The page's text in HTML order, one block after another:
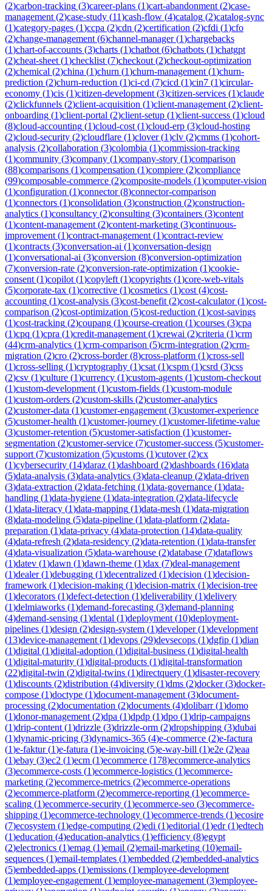
(2)carbon-tracking (3)career-plans (1)cart-abandonment (2)case-
management (2)case-study (11)cash-flow (4)catalog (2)catalog-sync
(1)category-pages (1)ccpa (2)cdn (2)certification (2)cfdi (1)cfo
(2)change-management (6)channel-manager(1)chargebacks
(1)chart-of-accounts (3)charts (1)chatbot (6)chatbots (1)chatgpt
(2)cheat-sheet (1)checklist (7)checkout (2)checkout-optimization
(2)chemical (2)china (1)churn (1)churn-management (1)churn-
prediction (2)churn-reduction (1)ci-cd (7)cicd (1)cin7 (1)circular-
economy (1)cis (1)citizen-development (3)citizen-services (1)claude
(2)clickfunnels (2)client-acquisition (1)client-management (2)client-
onboarding (1)client-portal (2)client-setup (1)client-success (1)cloud
(8)cloud-accounting (1)cloud-cost (1)cloud-erp (3)cloud-hosting
(2)cloud-security (2)cloudflare (1)clover(1)clv (2)cmms (1)cohort-
analysis (2)collaboration (3)colombia (1)commission-tracking
(1)community (3)company (1)company-story (1)comparison
(88)comparisons (1)compensation (1)compiere (2)compliance
(99)composable-commerce (2)composite-models (1)computer-vision
(1)configuration (1)connector(8)connector-comparison
(1)connectors (1)consolidation (3)construction (2)construction-
analytics (1)consultancy (2)consulting (3)containers (3)content
(1)content-management (2)content-marketing (3)continuous-
improvement (1)contract-management (1)contract-review
(1)contracts (3)conversation-ai (1)conversation-design
(1)conversational-ai (3)conversion (8)conversion-optimization
(7)conversion-rate (2)conversion-rate-optimization (1)cookie-
consent (1)copilot (1)copyleft (1)copyrights (1)core-web-vitals
(5)corporate-tax (1)corrective (1)cosmetics (1)cost (4)cost-
accounting (1)cost-analysis (3)cost-benefit (2)cost-calculator(1)cost-
comparison (2)cost-optimization (5)cost-reduction (1)cost-savings
(1)cost-tracking (2)coupang (1)course-creation (1)courses (3)cpa
(1)cpq (1)cpra (1)credit-management (1)crewai (2)criteria (1)crm
(44)crm-analytics (1)crm-comparison (5)crm-integration (2)crm-
migration (2)cro (2)cross-border(8)cross-platform (1)cross-sell
(1)cross-selling (1)cryptography (1)csat (1)cspm (1)csrd (3)css
(2)csv (1)culture (1)currency (1)custom-agents (1)custom-checkout
(1)custom-development (1)custom-fields (1)custom-module
(1)custom-orders (2)custom-skills (2)customer-analytics
(2)customer-data (1)customer-engagement (3)customer-experience
(5)customer-health (1)customer-journey (1)customer-lifetime-value
(3)customer-retention (5)customer-satisfaction (1)customer-
segmentation (2)customer-service (7)customer-success (5)customer-
support (7)customization (5)customs (1)cutover(2)cx
(1)cybersecurity (14)daraz (1)dashboard (2)dashboards (16)data
(5)data-analysis (3)data-analytics (3)data-cleanup (2)data-driven
(3)data-extraction (2)data-fetching (1)data-governance (1)data-
handling (1)data-hygiene (1)data-integration (2)data-lifecycle
(1)data-literacy (1)data-mapping (1)data-mesh (1)data-migration
(8)data-modeling (5)data-pipeline (1)data-platform (2)data-
preparation (1)data-privacy (4)data-protection (14)data-quality
(4)data-refresh (2)data-residency (2)data-retention (1)data-transfer
(4)data-visualization (5)data-warehouse (2)database (7)dataflows
(1)datev (1)dawn (1)dawn-theme (1)dax (7)deal-management
(1)dealer(1)debugging (1)decentralized (1)decision (1)decision-
framework (1)decision-making (1)decision-matrix (1)decision-tree
(1)decorators (1)defect-detection (1)deliverability (1)delivery
(1)delmiaworks (1)demand-forecasting (3)demand-planning
(4)demand-sensing (1)dental (1)deployment (10)deployment-
pipelines (1)design (2)design-system (1)developer(1)development
(13)device-management (1)devops (29)devsecops (1)dgfip (1)dian
(1)digital (1)digital-adoption (1)digital-business (1)digital-health
(1)digital-maturity (1)digital-products (1)digital-transformation
(22)digital-twin (2)digital-twins (1)directquery (1)disaster-recovery
(1)discounts (2)distribution (4)diversity (1)dms (2)docker(3)docker-
compose (1)doctype (1)document-management (3)document-
processing (2)documentation (2)documents (4)dolibarr(1)domo
(1)donor-management (2)dpa (1)dpdp (1)dpo (1)drip-campaigns
(1)drip-content (1)drizzle (3)drizzle-orm (2)dropshipping (3)dubai
(1)dynamic-pricing (3)dynamics-365 (4)e-commerce (2)e-factura
(1)e-faktur(1)e-fatura (1)e-invoicing (5)e-way-bill (1)e2e (2)eaa
(1)ebay (3)ec2 (1)ecm (1)ecommerce (178)ecommerce-analytics
(3)ecommerce-costs (1)ecommerce-logistics (1)ecommerce-
marketing (2)ecommerce-metrics (2)ecommerce-operations
(2)ecommerce-platform (2)ecommerce-reporting (1)ecommerce-
scaling (1)ecommerce-security (1)ecommerce-seo (3)ecommerce-
shipping (1)ecommerce-technology (1)ecommerce-trends (1)ecosire
(7)ecosystem (1)edge-computing (2)edi (1)editorial (1)edr(1)edtech
(1)education (4)education-analytics (1)efficiency (8)egypt
(2)electronics (1)emag (1)email (2)email-marketing (10)email-
sequences (1)email-templates (1)embedded (2)embedded-analytics
(5)embedded-apps (1)emissions (1)employee-development
(1)employee-engagement (1)employee-management (3)employee-